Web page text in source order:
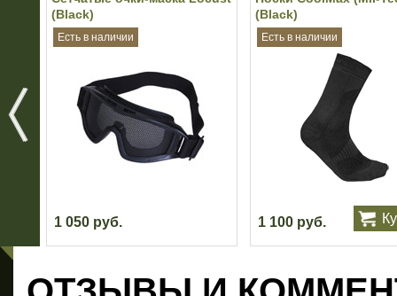
(Black)
Есть в наличии
1 050 руб.
(Black)
Есть в наличии
1 100 руб.